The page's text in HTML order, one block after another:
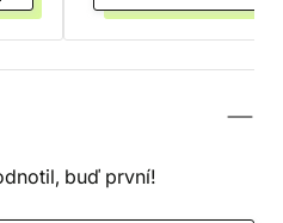
buď první!